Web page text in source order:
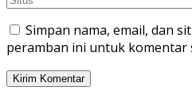
Simpan nama, email, dan
peramban ini untuk komentar